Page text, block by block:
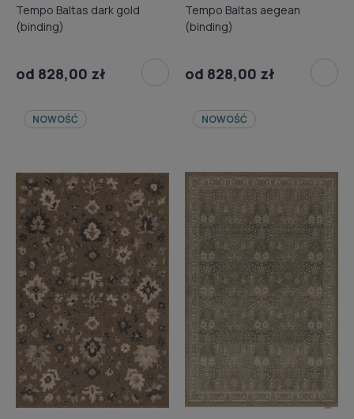
Tempo Baltas dark gold
(binding)
od 828,00 zł
Tempo Baltas aegean
(binding)
od 828,00 zł
NOWOŚĆ NOWOŚĆ